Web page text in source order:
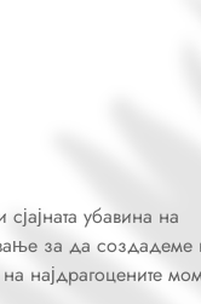
убавина на
за да создадеме
најдрагоцените